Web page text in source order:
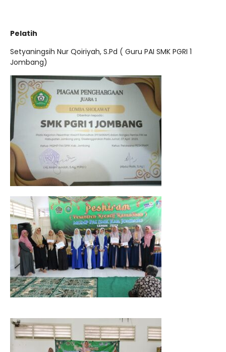
Pelatih
Setyaningsih Nur Qoiriyah, S.Pd ( Guru PAI SMK PGRI 1
Jombang)